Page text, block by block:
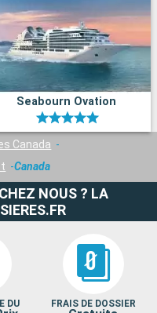
Seabourn Ovation
Canada
Canada
NOUS ? LA
DU FRAIS DE DOSSIER